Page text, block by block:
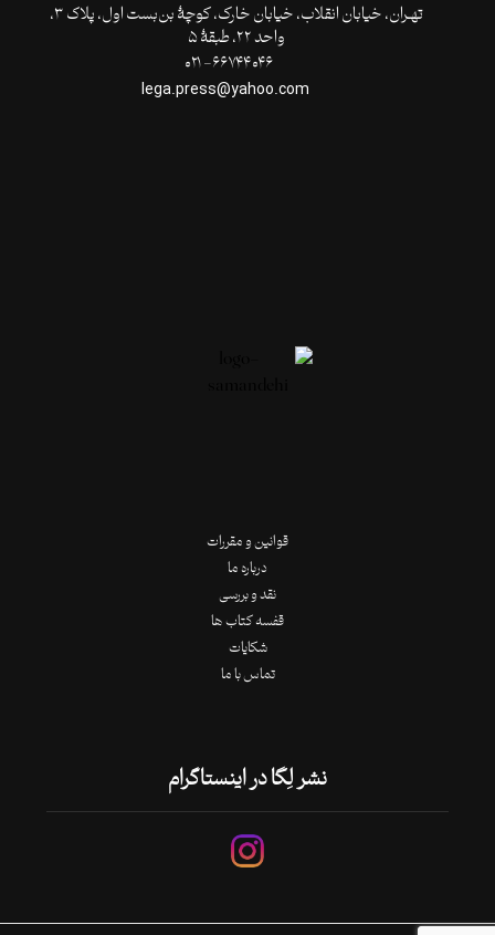
تهـران،‌ خیابان انقلاب، خیابان خارک، کوچۀ بن‌بست اول، پلاک ۳،
واحد ۲۲، طبقۀ ۵
قوانین و مقررات
درباره ما
نقد و بررسی
قفسه کتاب ها
شکایات
تماس با ما
نشر لِگا در اینستاگرام